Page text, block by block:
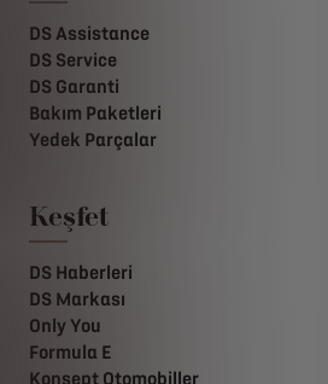
DS Assistance
DS Service
DS Garanti
Bakım Paketleri
Yedek Parçalar
Keşfet
DS Haberleri
DS Markası
Only You
Formula E
Konsept Otomobiller